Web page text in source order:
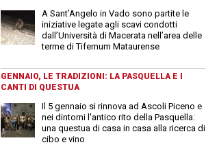
A Sant’Angelo in Vado sono partite le
iniziative legate agli scavi condotti
dall’Università di Macerata nell’area delle
terme di Tifernum Mataurense
GENNAIO, LE TRADIZIONI: LA PASQUELLA E I
CANTI DI QUESTUA
Il 5 gennaio si rinnova ad Ascoli Piceno e
nei dintorni l'antico rito della Pasquella:
una questua di casa in casa alla ricerca di
cibo e vino